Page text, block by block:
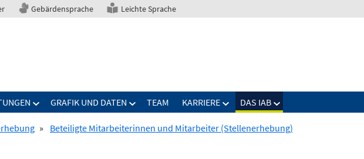
Gebärdensprache Leichte Sprache
GRAFIK UND DATEN TEAM KARRIERE DAS IAB
» Beteiligte Mitarbeiterinnen und Mitarbeiter (Stellenerhebung)